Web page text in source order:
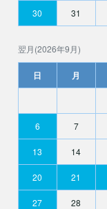
30 31
翌月(2026年9月)
日 月
6 7
13 14
20 21
27 28